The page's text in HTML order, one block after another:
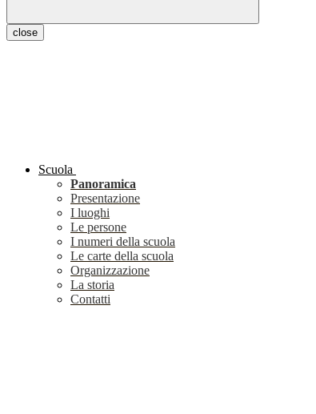
close
Scuola
Panoramica
Presentazione
I luoghi
Le persone
I numeri della scuola
Le carte della scuola
Organizzazione
La storia
Contatti